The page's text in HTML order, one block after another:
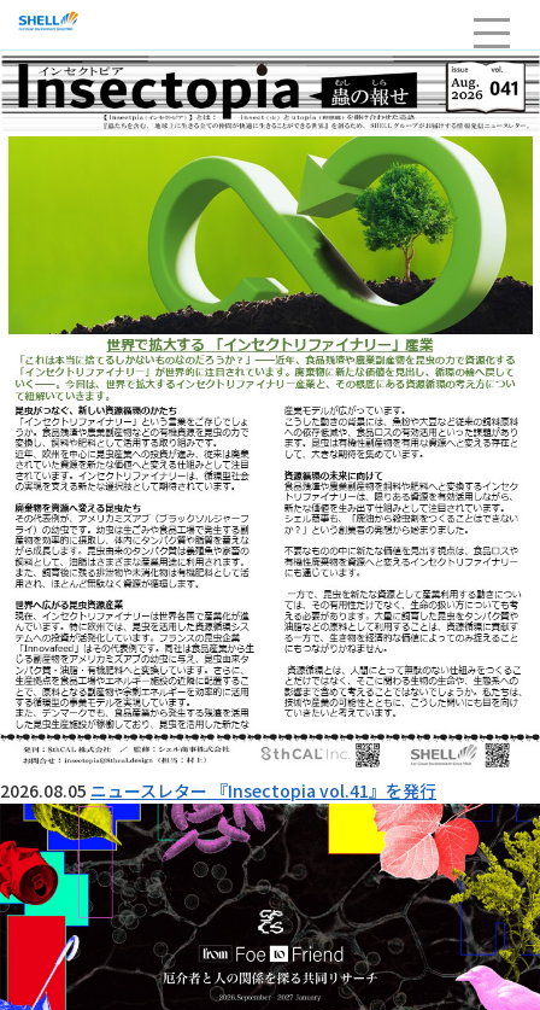
HOME
当社の強み・品質
サービスライン
採用
お問い合わせ
2026.08.05 ニュースレター 『Insectopia vol.41』を発行